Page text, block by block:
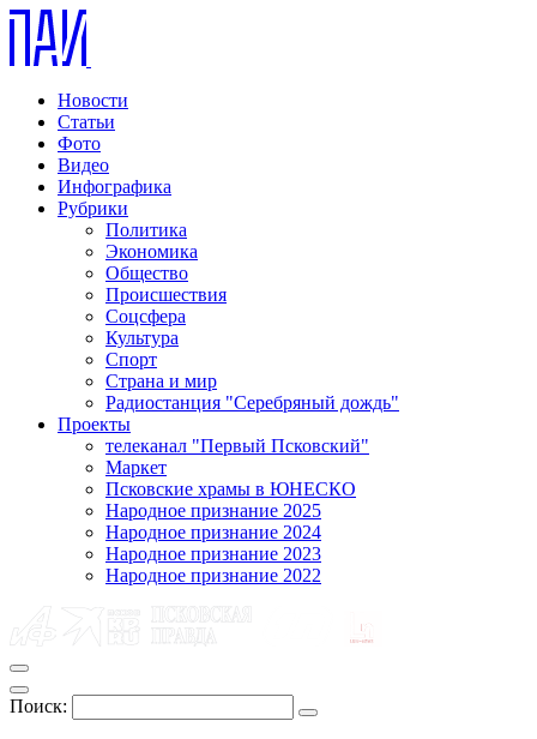
Новости
Статьи
Фото
Видео
Инфографика
Рубрики
Политика
Экономика
Общество
Происшествия
Соцсфера
Культура
Спорт
Страна и мир
Радиостанция "Серебряный дождь"
Проекты
телеканал "Первый Псковский"
Маркет
Псковские храмы в ЮНЕСКО
Народное признание 2025
Народное признание 2024
Народное признание 2023
Народное признание 2022
Поиск: